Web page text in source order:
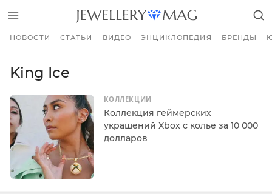
НОВОСТИ СТАТЬИ ВИДЕО ЭНЦИКЛОПЕДИЯ БРЕНДЫ
King Ice
КОЛЛЕКЦИИ
Коллекция геймерских
украшений Xbox с колье за 10 000
долларов